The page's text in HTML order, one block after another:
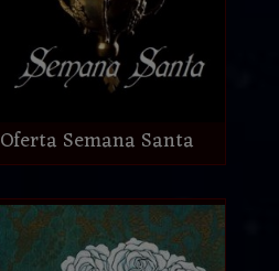
Oferta Semana Santa